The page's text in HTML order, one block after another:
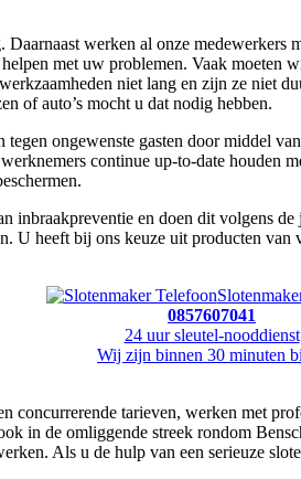
werken al onze
met uw problemen. Vaak
niet lang en zijn ze niet
of auto’s mocht u dat nodig hebben.
ongewenste gasten door middel
continue up-to-date
inbraakpreventie en doen dit volgens
U heeft bij ons keuze uit producten
0857607041
24 uur sleutel-nooddienst
Wij zijn binnen 30 minuten
tarieven, werken met
in de omliggende streek rondom
Als u de hulp van een serieuze